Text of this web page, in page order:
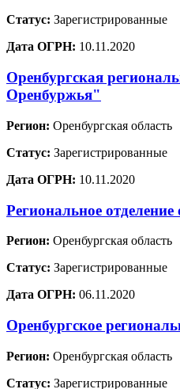
Статус: Зарегистрированные
Дата ОГРН: 10.11.2020
Оренбургская
Оренбуржья"
Регион: Оренбургская область
Статус: Зарегистрированные
Дата ОГРН: 10.11.2020
Региональное
Регион: Оренбургская область
Статус: Зарегистрированные
Дата ОГРН: 06.11.2020
Оренбургское
Регион: Оренбургская область
Статус: Зарегистрированные